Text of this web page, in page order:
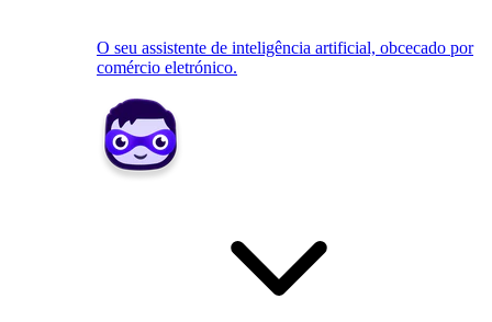
O seu assistente de inteligência artificial, obcecado por
comércio eletrónico.